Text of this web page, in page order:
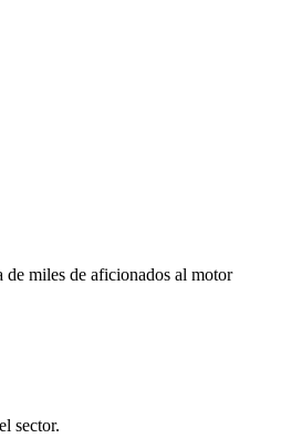
miles de aficionados al motor
sector.